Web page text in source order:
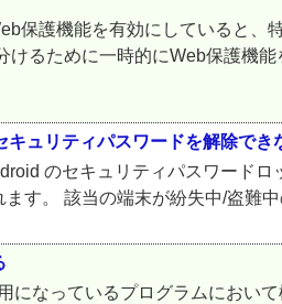
保護機能を有効にしていると
るために一時的にWeb保護機
ュリティパスワードを解除でき
のセキュリティパスワード
す。 該当の端末が紛失中/盗難
になっているプログラムにおい